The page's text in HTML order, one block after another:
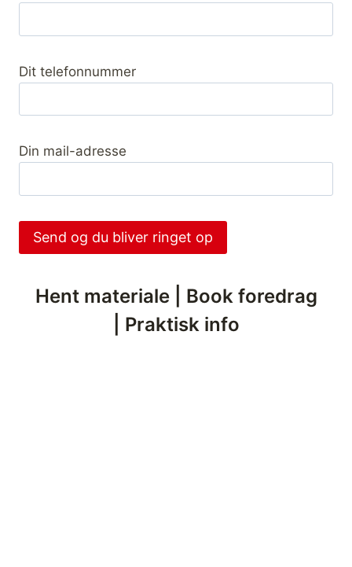
Dit telefonnummer
Din mail-adresse
Hent materiale| Book foredrag
Praktisk info